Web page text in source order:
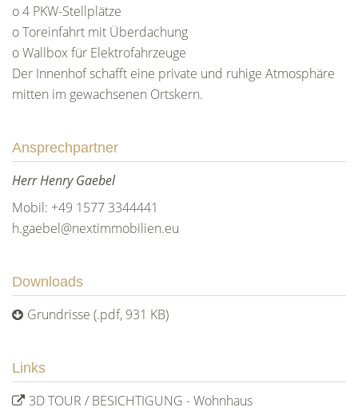
o 4 PKW-Stellplätze
o Toreinfahrt mit Überdachung
o Wallbox für Elektrofahrzeuge
Der Innenhof schafft eine private und ruhige Atmosphäre
mitten im gewachsenen Ortskern.
Ansprechpartner
Herr Henry Gaebel
Mobil: +49 1577 3344441
h.gaebel@nextimmobilien.eu
Downloads
Grundrisse (.pdf, 931 KB)
Links
3D TOUR / BESICHTIGUNG - Wohnhaus